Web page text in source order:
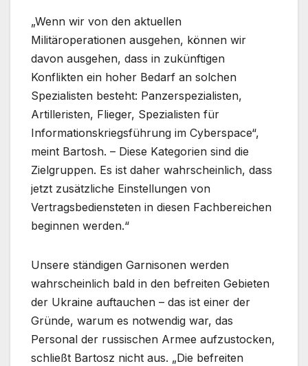
„Wenn wir von den aktuellen
Militäroperationen ausgehen, können wir
davon ausgehen, dass in zukünftigen
Konflikten ein hoher Bedarf an solchen
Spezialisten besteht: Panzerspezialisten,
Artilleristen, Flieger, Spezialisten für
Informationskriegsführung im Cyberspace“,
meint Bartosh. – Diese Kategorien sind die
Zielgruppen. Es ist daher wahrscheinlich, dass
jetzt zusätzliche Einstellungen von
Vertragsbediensteten in diesen Fachbereichen
beginnen werden.“
Unsere ständigen Garnisonen werden
wahrscheinlich bald in den befreiten Gebieten
der Ukraine auftauchen – das ist einer der
Gründe, warum es notwendig war, das
Personal der russischen Armee aufzustocken,
schließt Bartosz nicht aus. „Die befreiten